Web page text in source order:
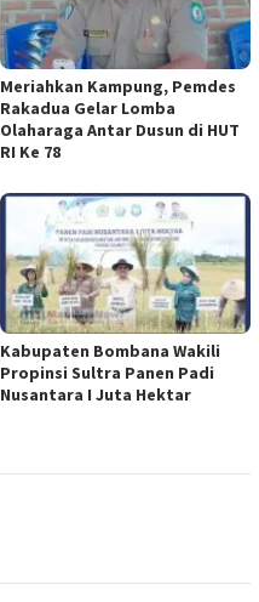
Meriahkan Kampung, Pemdes
Rakadua Gelar Lomba
Olaharaga Antar Dusun di HUT
RI Ke 78
Kabupaten Bombana Wakili
Propinsi Sultra Panen Padi
Nusantara I Juta Hektar